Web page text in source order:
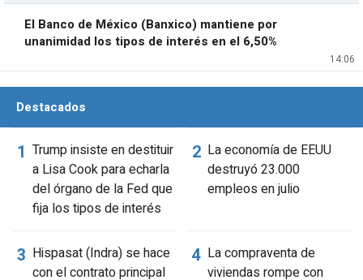
14:06
El Banco de México (Banxico) mantiene por
unanimidad los tipos de interés en el 6,50%
Destacados
Trump insiste en destituir
a Lisa Cook para echarla
del órgano de la Fed que
fija los tipos de interés
La economía de EEUU
destruyó 23.000
empleos en julio
Hispasat (Indra) se hace
con el contrato principal
La compraventa de
viviendas rompe con